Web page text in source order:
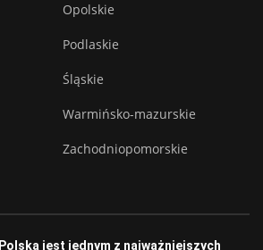
Opolskie
Podlaskie
Śląskie
Warmińsko-mazurskie
Zachodniopomorskie
Polska jest jednym z najważniejszych